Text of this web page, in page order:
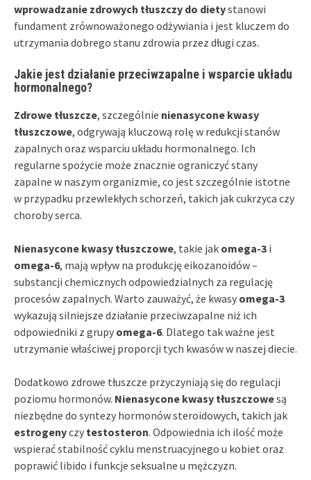
wprowadzanie zdrowych tłuszczy do dietystanowi
fundament zrównoważonego odżywiania i jest kluczem do
utrzymania dobrego stanu zdrowia przez długi czas.
Jakie jest działanie przeciwzapalne i wsparcie układu
hormonalnego?
Zdrowe tłuszcze, szczególnie nienasycone kwasy
tłuszczowe, odgrywają kluczową rolę w redukcji stanów
zapalnych oraz wsparciu układu hormonalnego. Ich
regularne spożycie może znacznie ograniczyć stany
zapalne w naszym organizmie, co jest szczególnie istotne
w przypadku przewlekłych schorzeń, takich jak cukrzyca czy
choroby serca.
Nienasycone kwasy tłuszczowe, takie jak omega-3 i
omega-6, mają wpływ na produkcję eikozanoidów –
substancji chemicznych odpowiedzialnych za regulację
procesów zapalnych. Warto zauważyć, że kwasy omega-3
wykazują silniejsze działanie przeciwzapalne niż ich
odpowiedniki z grupy omega-6. Dlatego tak ważne jest
utrzymanie właściwej proporcji tych kwasów w naszej diecie.
Dodatkowo zdrowe tłuszcze przyczyniają się do regulacji
poziomu hormonów. Nienasycone kwasy tłuszczowesą
niezbędne do syntezy hormonów steroidowych, takich jak
estrogenyczy testosteron. Odpowiednia ich ilość może
wspierać stabilność cyklu menstruacyjnego u kobiet oraz
poprawić libido i funkcje seksualne u mężczyzn.